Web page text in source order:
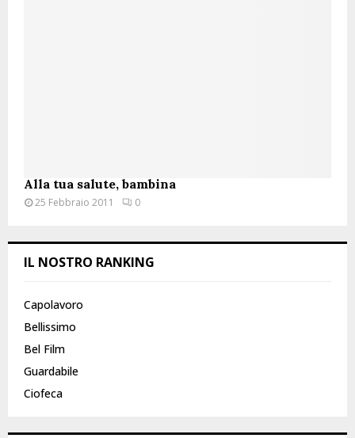
Alla tua salute, bambina
25 Febbraio 2011 0
IL NOSTRO RANKING
Capolavoro
Bellissimo
Bel Film
Guardabile
Ciofeca